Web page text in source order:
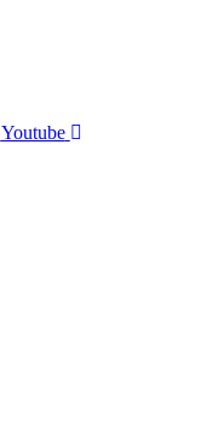
Youtube